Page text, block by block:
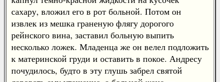
сахару, вложил его в рот больной. Потом он
извлек из мешка граненую флягу дорогого
рейнского вина, заставил больную выпить
несколько ложек. Младенца же он велел подложить
к материнской груди и оставить в покое. Андресу
почудилось, будто в эту глушь забрел святой